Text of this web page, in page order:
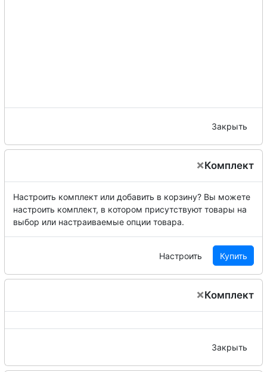
Закрыть
×Комплект
Настроить комплект или добавить в корзину? Вы можете
настроить комплект, в котором присутствуют товары на
выбор или настраиваемые опции товара.
Настроить Купить
×Комплект
Закрыть